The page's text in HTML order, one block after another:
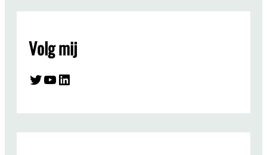
Volg mij
Twitter YouTube LinkedIn